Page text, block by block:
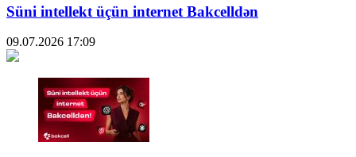
Süni intellekt üçün internet Bakcelldən
09.07.2026 17:09